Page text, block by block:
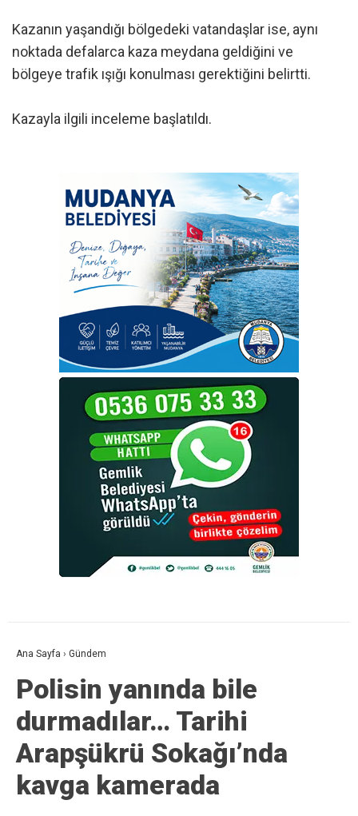
Kazanın yaşandığı bölgedeki vatandaşlar ise, aynı
noktada defalarca kaza meydana geldiğini ve
bölgeye trafik ışığı konulması gerektiğini belirtti.
Kazayla ilgili inceleme başlatıldı.
Ana Sayfa › Gündem
Polisin yanında bile
durmadılar… Tarihi
Arapşükrü Sokağı’nda
kavga kamerada